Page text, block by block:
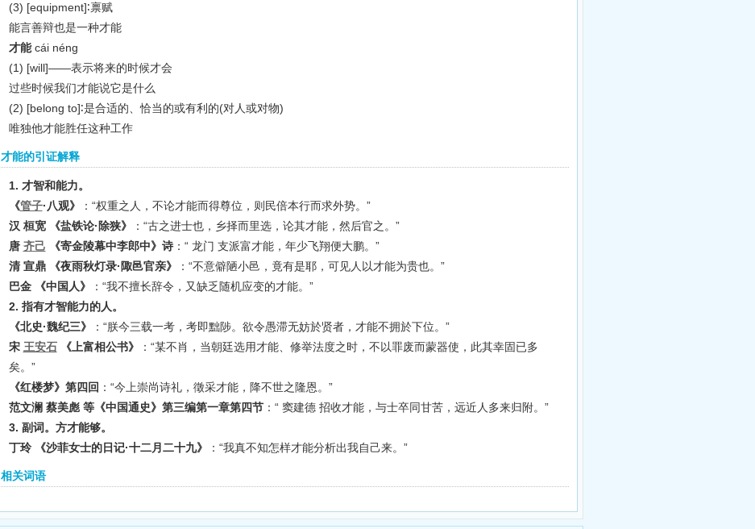
(3) [equipment]∶禀赋
能言善辩也是一种才能
才能 cái néng
(1) [will]——表示将来的时候才会
过些时候我们才能说它是什么
(2) [belong to]∶是合适的、恰当的或有利的(对人或对物)
唯独他才能胜任这种工作
才能的引证解释
1. 才智和能力。
《管子·八观》
：“权重之人，不论才能而得尊位，则民倍本行而求外势。”
汉 桓宽 《盐铁论·除狭》
：“古之进士也，乡择而里选，论其才能，然后官之。”
唐 齐己 《寄金陵幕中李郎中》诗：“ 龙门 支派富才能，年少飞翔便大鹏。”
清 宣鼎 《夜雨秋灯录·陬邑官亲》
：“不意僻陋小邑，竟有是耶，可见人以才能为贵也。”
巴金 《中国人》
：“我不擅长辞令，又缺乏随机应变的才能。”
2. 指有才智能力的人。
《北史·魏纪三》
：“朕今三载一考，考即黜陟。欲令愚滞无妨於贤者，才能不拥於下位。”
宋 王安石《上富相公书》
：“某不肖，当朝廷选用才能、修举法度之时，不以罪废而蒙器使，此其幸固已多
矣。”
《红楼梦》第四回 ：“今上崇尚诗礼，徵采才能，降不世之隆恩。”
范文澜 蔡美彪 等《中国通史》第三编第一章第四节：“ 窦建德 招收才能，与士卒同甘苦，远近人多来归附。”
3. 副词。方才能够。
丁玲 《沙菲女士的日记·十二月二十九》
：“我真不知怎样才能分析出我自己来。”
相关词语